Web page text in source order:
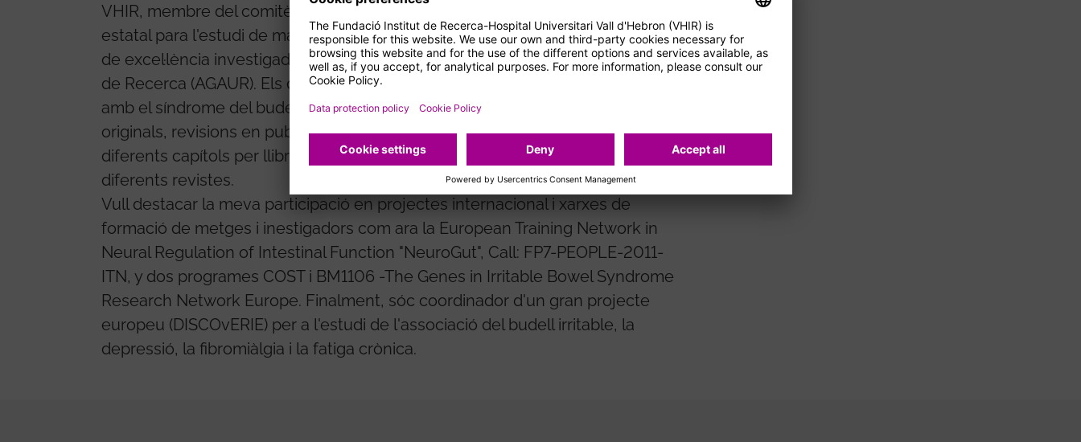
VHIR, membre del comitè Científic Intern del VHIR, membre de la xarxa
estatal para l'estudi de malalties digestives i hepàtiques (CIBERehd) i del grup
de excel·lència investigadora SGR de l'Agència de Gestió d'Ajuts Universitaris i
de Recerca (AGAUR). Els darrers vint anys he dirigit assajos clínics relacionats
amb el síndrome del budell irritable i escrit 100 publicacions científiques
originals, revisions en publicacions indexades nacionals i internacionals i
diferents capítols per llibres, i participo com a membre del consell editorial de
diferents revistes.
Vull destacar la meva participació en projectes internacional i xarxes de
formació de metges i inestigadors com ara la European Training Network in
Neural Regulation of Intestinal Function "NeuroGut", Call: FP7-PEOPLE-2011-
ITN, y dos programes COST i BM1106 -The Genes in Irritable Bowel Syndrome
Research Network Europe. Finalment, sóc coordinador d'un gran projecte
europeu (DISCOvERIE) per a l'estudi de l'associació del budell irritable, la
depressió, la fibromiàlgia i la fatiga crònica.